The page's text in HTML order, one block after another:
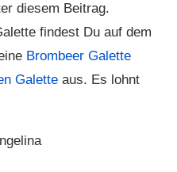
diesem Beitrag.
findest Du auf dem
Brombeer Galette
Galette aus. Es lohnt